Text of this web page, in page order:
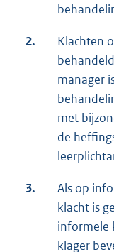
2.
Klachten
manager
met
de
3.
Als op
klacht is
informele
klager